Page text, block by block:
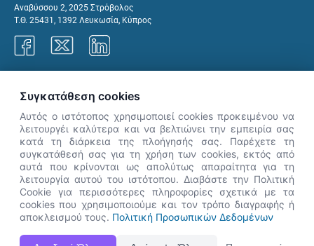
Αναβύσσου 2, 2025 Στρόβολος
Τ.Θ. 25431, 1392 Λευκωσία, Κύπρος
Η Ιστοσελίδα ΑνΑΔ είναι πλήρως συμβατή με τις νεότερες εκδόσεις, Google Chrome, Mozilla Firefox,
👋 Καλώς ήρθες! Είμαι η Νόησις.
Πες μου πώς μπορώ να σε βοηθήσω
σήμερα.
Συγκατάθεση cookies
Αυτός ο ιστότοπος χρησιμοποιεί cookies προκειμένου να
λειτουργέι καλύτερα και να βελτιώνει την εμπειρία σας
κατά τη διάρκεια της πλοήγησής σας. Παρέχετε τη
συγκατάθεσή σας για τη χρήση των cookies, εκτός από
αυτά που κρίνονται ως απολύτως απαραίτητα για τη
λειτουργία αυτού του ιστότοπου. Διαβάστε την Πολιτική
Cookie για περισσότερες πληροφορίες σχετικά με τα
cookies που χρησιμοποιούμε και τον τρόπο διαγραφής ή
αποκλεισμού τους. Πολιτική Προσωπικών Δεδομένων